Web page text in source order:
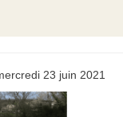
23 juin 2021